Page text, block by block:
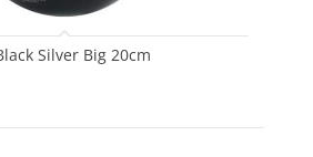
Silver Big 20cm